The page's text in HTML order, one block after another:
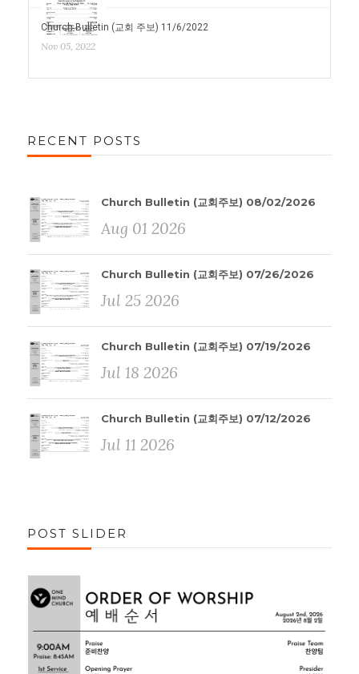
Church Bulletin (교회 주보) 11/6/2022
Nov 05, 2022
RECENT POSTS
Church Bulletin (교회주보) 08/02/2026
Aug 01 2026
Church Bulletin (교회주보) 07/26/2026
Jul 25 2026
Church Bulletin (교회주보) 07/19/2026
Jul 18 2026
Church Bulletin (교회주보) 07/12/2026
Jul 11 2026
POST SLIDER